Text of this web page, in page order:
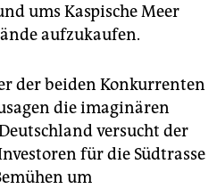
ums Kaspische Meer
aufzukaufen.
der beiden Konkurrenten
die imaginären
versucht der
für die Südtrasse
um